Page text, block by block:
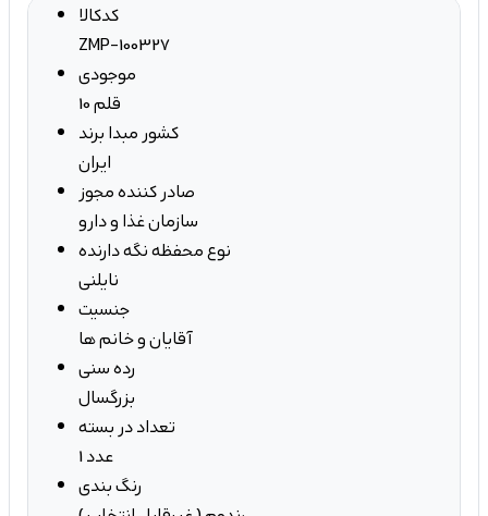
کدکالا
ZMP-100327
موجودی
10 قلم
کشور مبدا برند
ایران
صادر کننده مجوز
سازمان غذا و دارو
نوع محفظه نگه دارنده
نایلنی
جنسیت
آقایان و خانم ها
رده سنی
بزرگسال
تعداد در بسته
1 عدد
رنگ بندی